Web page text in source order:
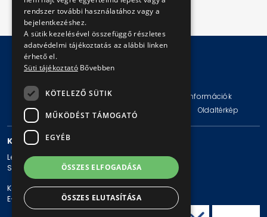
Impresszum Jogi nyilatkozat
Technikai információk
Adatvédelmi politika és tájékoztatások
Oldaltérkép
KAPCSOLAT
Levelezési cím: 1980 Budapest, Pf. 11.
Székhely: 1980 Budapest, Akácfa u. 15.
Központi telefonszám: + 36 1 461-65-00
E-mail cím: bkv@bkv.hu
rendszer további használatához vagy a
bejelentkezéshez.
A sütik kezelésével összefüggő részletes
adatvédelmi tájékoztatás az alábbi linken
érhető el.
Süti tájékoztató Bővebben
KÖTELEZŐ SÜTIK
MŰKÖDÉST TÁMOGATÓ
EGYÉB
ÖSSZES ELFOGADÁSA
ÖSSZES ELUTASÍTÁSA